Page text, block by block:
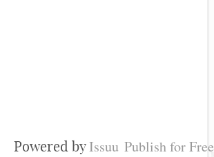
Powered byIssuu Publish for Free